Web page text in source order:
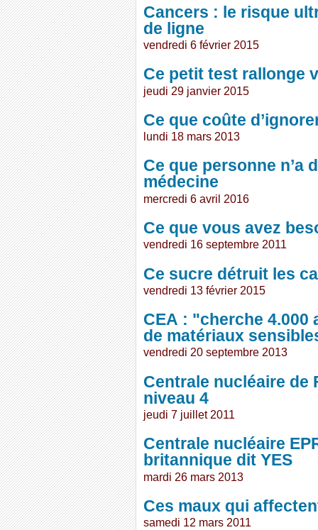
Cancers : le risque
de ligne
vendredi 6 février 2015
Ce petit test rallonge
jeudi 29 janvier 2015
Ce que coûte
lundi 18 mars 2013
Ce que personne n’a
médecine
mercredi 6 avril 2016
Ce que vous avez
vendredi 16 septembre 2011
Ce sucre détruit les
vendredi 13 février 2015
CEA : "cherche
de matériaux
vendredi 20 septembre 2013
Centrale nucléaire de
niveau 4
jeudi 7 juillet 2011
Centrale nucléaire
britannique dit YES
mardi 26 mars 2013
Ces maux qui
samedi 12 mars 2011